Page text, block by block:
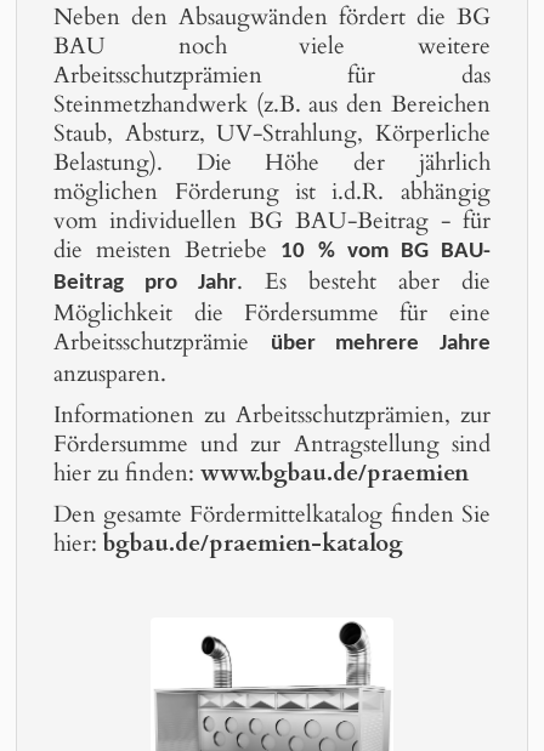
Neben den Absaugwänden fördert die BG
BAU noch viele weitere
Arbeitsschutzprämien für das
Steinmetzhandwerk (z.B. aus den Bereichen
Staub, Absturz, UV-Strahlung, Körperliche
Belastung). Die Höhe der jährlich
möglichen Förderung ist i.d.R. abhängig
vom individuellen BG BAU-Beitrag - für
die meisten Betriebe
10 % vom BG BAU-
Beitrag pro Jahr. Es besteht aber die
Möglichkeit die Fördersumme für eine
Arbeitsschutzprämie
über mehrere Jahre
anzusparen.
Informationen zu Arbeitsschutzprämien, zur
Fördersumme und zur Antragstellung sind
hier zu finden:www.bgbau.de/praemien
Den gesamte Fördermittelkatalog finden Sie
hier:bgbau.de/praemien-katalog